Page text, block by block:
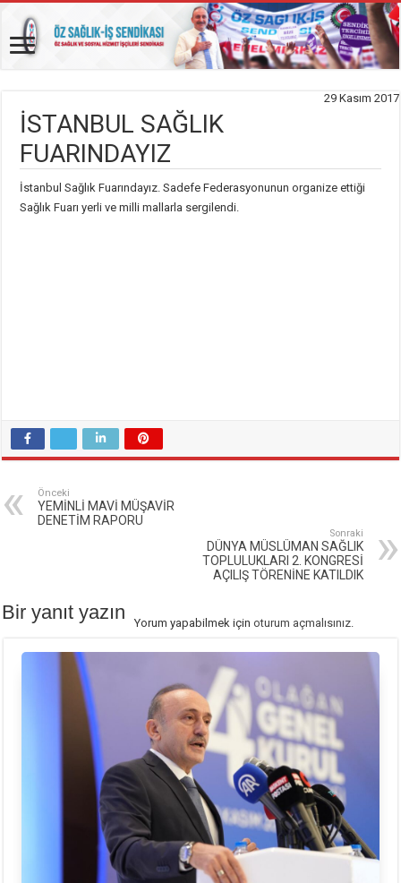
29 Kasım 2017
İSTANBUL SAĞLIK
FUARINDAYIZ
İstanbul Sağlık Fuarındayız. Sadefe Federasyonunun organize ettiği
Sağlık Fuarı yerli ve milli mallarla sergilendi.
Önceki
YEMİNLİ MAVİ MÜŞAVİR
DENETİM RAPORU
Sonraki
DÜNYA MÜSLÜMAN SAĞLIK
TOPLULUKLARI 2. KONGRESİ
AÇILIŞ TÖRENİNE KATILDIK
Bir yanıt yazın Yorum yapabilmek içinoturum açmalısınız.